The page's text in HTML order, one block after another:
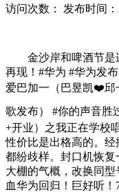
访问次数： 发布时间：
金沙岸和啤酒节是
再现！#华为 #华为发
爱巴加一（巴昱凯❤️邱
歌发布） #你的声音胜
+开业）之我正在学校
性价比是出格高的。
都纷歧样。封口机恢
大棚的气概，改换同
血华为回归！巨好听！